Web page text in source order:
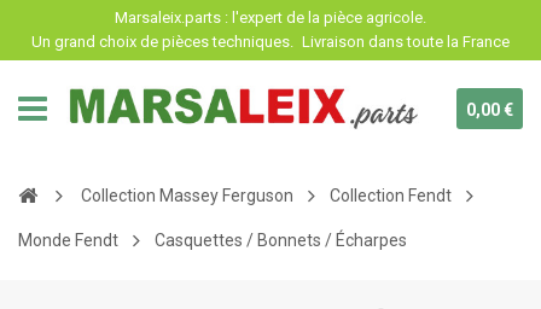
Marsaleix.parts : l'expert de la pièce agricole.
Un grand choix de pièces techniques. Livraison dans toute la France
0,00 €
Collection Massey Ferguson Collection Fendt
Monde Fendt Casquettes / Bonnets / Écharpes
Panneau de gestion des cookies